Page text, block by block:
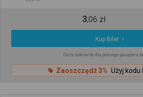
3,06 zł
Kup Bilet
Cena całkowita dla jednego pasażera
Zaoszczędź 3% Użyj kodu